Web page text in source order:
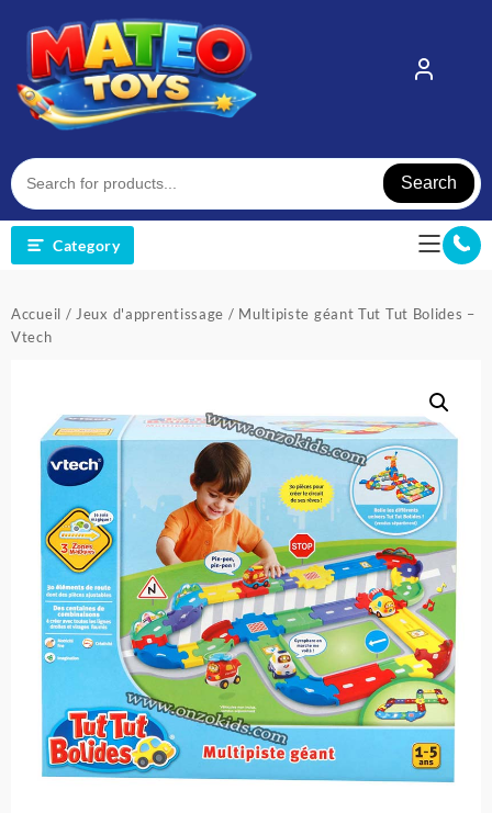
content
Search
Category
Accueil /Jeux d'apprentissage / Multipiste géant Tut Tut Bolides –
Vtech